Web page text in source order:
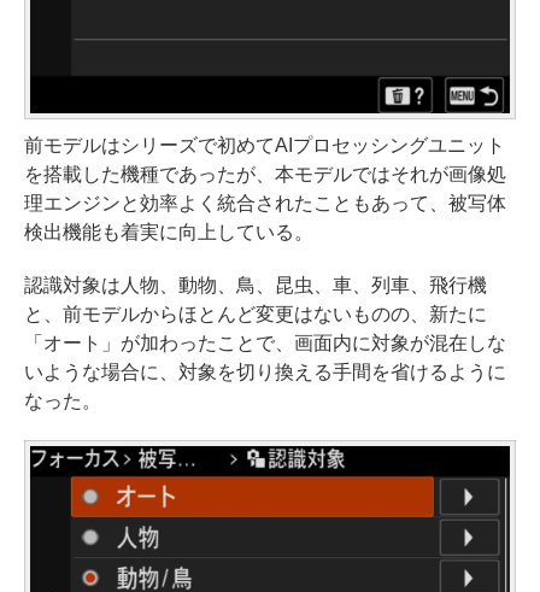
前モデルはシリーズで初めてAIプロセッシングユニット
を搭載した機種であったが、本モデルではそれが画像処
理エンジンと効率よく統合されたこともあって、被写体
検出機能も着実に向上している。
認識対象は人物、動物、鳥、昆虫、車、列車、飛行機
と、前モデルからほとんど変更はないものの、新たに
「オート」が加わったことで、画面内に対象が混在しな
いような場合に、対象を切り換える手間を省けるように
なった。